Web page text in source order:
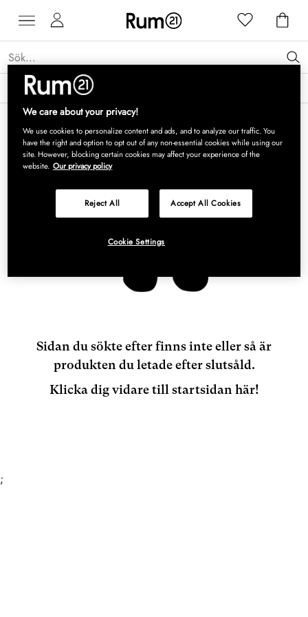
Få 15 % rabatt på Grythyttan Stålmöbler* →
Sidan du sökte efter finns inte eller så är
produkten du letade efter slutsåld.
Klicka dig vidare till startsidan här!
;
We care about your privacy!
We use cookies to personalize content and ads, and to analyze our traffic. You
have the right and option to opt out of any non-essential cookies while using our
site. However, blocking certain cookies may affect your experience of the
website. Our privacy policy
Reject All Accept All Cookies
Cookie Settings